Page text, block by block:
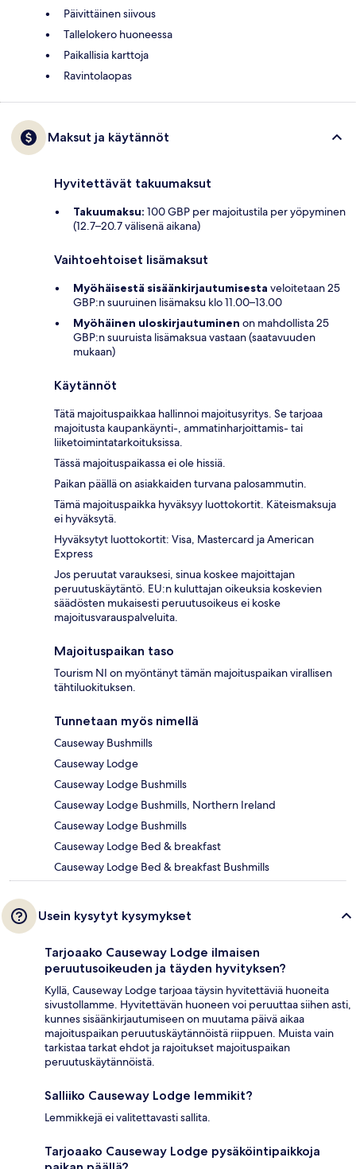
Päivittäinen siivous
Tallelokero huoneessa
Paikallisia karttoja
Ravintolaopas
Maksut ja käytännöt
Hyvitettävät takuumaksut
Takuumaksu: 100 GBP per majoitustila per yöpyminen
(12.7–20.7 välisenä aikana)
Vaihtoehtoiset lisämaksut
Myöhäisestä sisäänkirjautumisesta veloitetaan 25
GBP:n suuruinen lisämaksu klo 11.00–13.00
Myöhäinen uloskirjautuminen on mahdollista 25
GBP:n suuruista lisämaksua vastaan (saatavuuden
mukaan)
Käytännöt
Tätä majoituspaikkaa hallinnoi majoitusyritys. Se tarjoaa
majoitusta kaupankäynti-, ammatinharjoittamis- tai
liiketoimintatarkoituksissa.
Tässä majoituspaikassa ei ole hissiä.
Paikan päällä on asiakkaiden turvana palosammutin.
Tämä majoituspaikka hyväksyy luottokortit. Käteismaksuja
ei hyväksytä.
Hyväksytyt luottokortit: Visa, Mastercard ja American
Express
Jos peruutat varauksesi, sinua koskee majoittajan
peruutuskäytäntö. EU:n kuluttajan oikeuksia koskevien
säädösten mukaisesti peruutusoikeus ei koske
majoitusvarauspalveluita.
Majoituspaikan taso
Tourism NI on myöntänyt tämän majoituspaikan virallisen
tähtiluokituksen.
Tunnetaan myös nimellä
Causeway Bushmills
Causeway Lodge
Causeway Lodge Bushmills
Causeway Lodge Bushmills, Northern Ireland
Causeway Lodge Bushmills
Causeway Lodge Bed & breakfast
Causeway Lodge Bed & breakfast Bushmills
Usein kysytyt kysymykset
Tarjoaako Causeway Lodge ilmaisen
peruutusoikeuden ja täyden hyvityksen?
Kyllä, Causeway Lodge tarjoaa täysin hyvitettäviä huoneita
sivustollamme. Hyvitettävän huoneen voi peruuttaa siihen asti,
kunnes sisäänkirjautumiseen on muutama päivä aikaa
majoituspaikan peruutuskäytännöistä riippuen. Muista vain
tarkistaa tarkat ehdot ja rajoitukset majoituspaikan
peruutuskäytännöistä.
Salliiko Causeway Lodge lemmikit?
Lemmikkejä ei valitettavasti sallita.
Tarjoaako Causeway Lodge pysäköintipaikkoja